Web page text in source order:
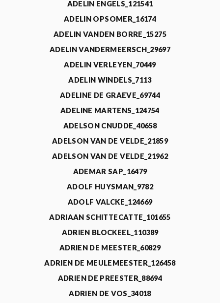
ADELIN ENGELS_121541
ADELIN OPSOMER_16174
ADELIN VANDEN BORRE_15275
ADELIN VANDERMEERSCH_29697
ADELIN VERLEYEN_70449
ADELIN WINDELS_7113
ADELINE DE GRAEVE_69744
ADELINE MARTENS_124754
ADELSON CNUDDE_40658
ADELSON VAN DE VELDE_21859
ADELSON VAN DE VELDE_21962
ADEMAR SAP_16479
ADOLF HUYSMAN_9782
ADOLF VALCKE_124669
ADRIAAN SCHITTECATTE_101655
ADRIEN BLOCKEEL_110389
ADRIEN DE MEESTER_60829
ADRIEN DE MEULEMEESTER_126458
ADRIEN DE PREESTER_88694
ADRIEN DE VOS_34018